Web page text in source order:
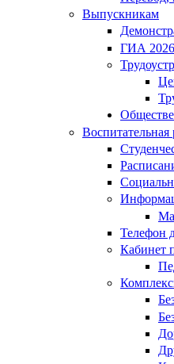
Выпускникам
ГИА 2026
Воспитательная
Телефон
Кабинет